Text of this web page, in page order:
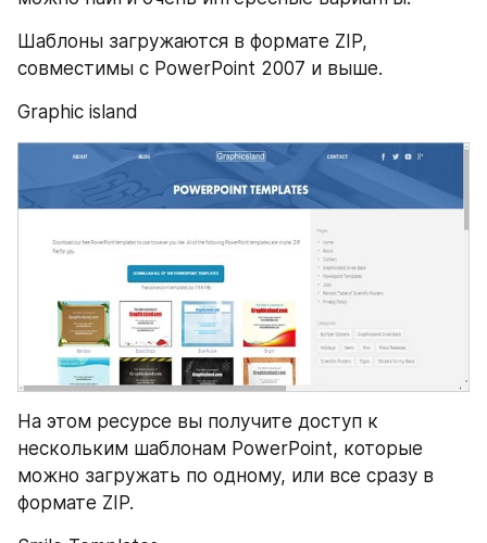
Шаблоны загружаются в формате ZIP,
совместимы с PowerPoint 2007 и выше.
Graphic island
На этом ресурсе вы получите доступ к
нескольким шаблонам PowerPoint, которые
можно загружать по одному, или все сразу в
формате ZIP.